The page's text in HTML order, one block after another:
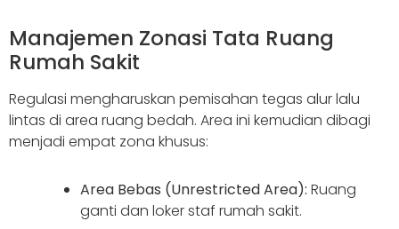
Manajemen Zonasi Tata Ruang
Rumah Sakit
Regulasi mengharuskan pemisahan tegas alur lalu
lintas di area ruang bedah. Area ini kemudian dibagi
menjadi empat zona khusus:
Area Bebas (Unrestricted Area): Ruang
ganti dan loker staf rumah sakit.